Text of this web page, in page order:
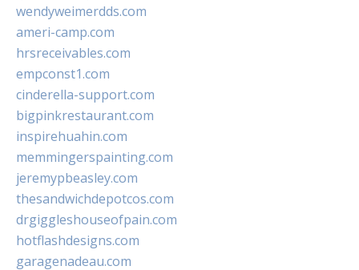
wendyweimerdds.com
ameri-camp.com
hrsreceivables.com
empconst1.com
cinderella-support.com
bigpinkrestaurant.com
inspirehuahin.com
memmingerspainting.com
jeremypbeasley.com
thesandwichdepotcos.com
drgiggleshouseofpain.com
hotflashdesigns.com
garagenadeau.com